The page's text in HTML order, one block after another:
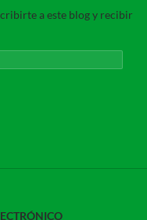
a este blog y recibir